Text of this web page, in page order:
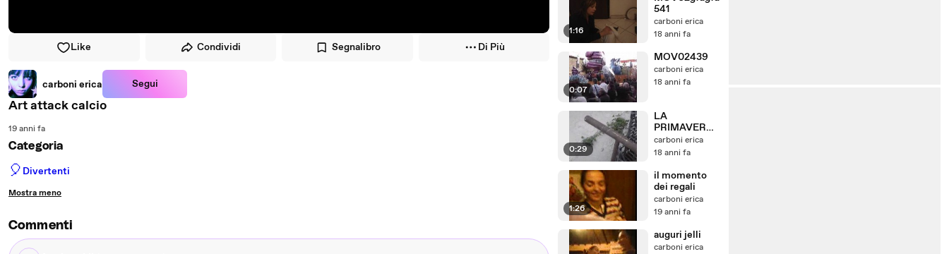
Like Condividi Segnalibro Di Più
carboni erica Segui
Art attack calcio
19 anni fa
Categoria
🎈 Divertenti
Mostra meno
Commenti
1:16
541
carboni erica
18 anni fa
0:07
MOV02439
carboni erica
18 anni fa
0:29
LA
PRIMAVERA
DEI GATTI
carboni erica
18 anni fa
1:26
il momento
dei regali
carboni erica
19 anni fa
auguri jelli
carboni erica